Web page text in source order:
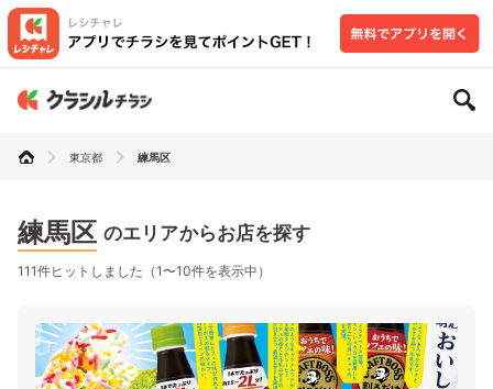
東京都 練馬区
練馬区 のエリアからお店を探す
111件ヒットしました（1〜10件を表示中）